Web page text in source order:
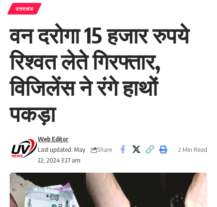
उत्तराखंड
वन दरोगा 15 हजार रुपये
रिश्वत लेते गिरफ्तार,
विजिलेंस ने रंगे हाथों
पकड़ा
Last updated: May
22, 2024 3:27 am
Web Editor
Share
2 Min Read